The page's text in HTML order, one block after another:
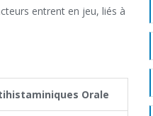
entrent en jeu, liés à
Orale